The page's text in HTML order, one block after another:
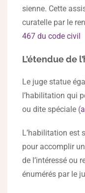
sienne. Cette
curatelle par le
467 du code civil
L’étendue de
Le juge statue
l’habilitation qui
ou dite spéciale (
L’habilitation est
pour accomplir
de l’intéressé ou
énumérés par le